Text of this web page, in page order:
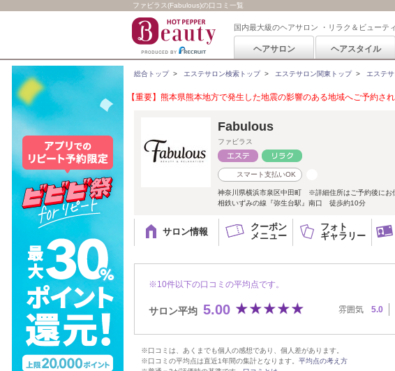
ファビラス(Fabulous)の口コミ一覧
国内最大級のヘアサロン ・リラク＆ビューテ
ヘアサロン ヘアスタイル
総合トップ> エステサロン検索トップ> エステサロン関東トップ> エステ
【重要】熊本県熊本地方で発生した地震の影響のある地域へご予約さ
Fabulous
ファビラス
スマート支払いOK
神奈川県横浜市泉区中田町 ※詳細住所はご予約後にお
相鉄いずみの線『弥生台駅』南口 徒歩約10分
サロン情報
クーポン
メニュー
フォト
ギャラリー
※10件以下の口コミの平均点です。
サロン平均 5.00 雰囲気 5.0
※口コミは、あくまでも個人の感想であり、個人差があります。
※口コミの平均点は直近1年間の集計となります。 平均点の考え方